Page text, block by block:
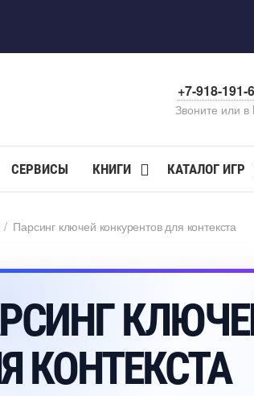
+7-918-191-
Звоните или в
СЕРВИСЫ КНИГИ КАТАЛОГ ИГР
/ Парсинг ключей конкурентов для контекста
КОНТЕКСТА